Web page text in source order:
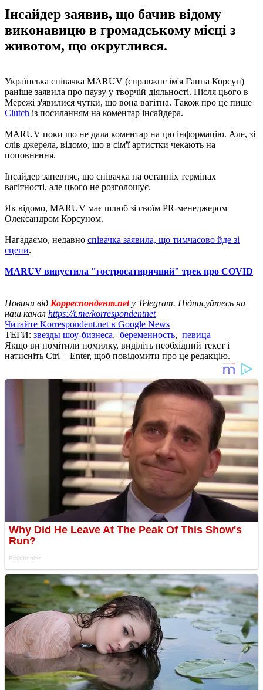
Інсайдер заявив, що бачив відому
виконавицю в громадському місці з
животом, що округлився.
Українська співачка MARUV (справжнє ім'я Ганна Корсун)
раніше заявила про паузу у творчій діяльності. Після цього в
Мережі з'явилися чутки, що вона вагітна. Також про це пише
Clutch із посиланням на коментар інсайдера.
MARUV поки що не дала коментар на цю інформацію. Але, зі
слів джерела, відомо, що в сім'ї артистки чекають на
поповнення.
Інсайдер запевняє, що співачка на останніх термінах
вагітності, але цього не розголошує.
Як відомо, MARUV має шлюб зі своїм PR-менеджером
Олександром Корсуном.
Нагадаємо, недавно співачка заявила, що тимчасово йде зі
сцени.
MARUV випустила "гостросатиричний" трек про COVID
Новини від Корреспондент.netу Telegram. Підписуйтесь на
наш канал https://t.me/korrespondentnet
Читайте Korrespondent.net в Google News
ТЕГИ: звезды шоу-бизнеса, беременность, певица
Якщо ви помітили помилку, виділіть необхідний текст і
натисніть Ctrl + Enter, щоб повідомити про це редакцію.